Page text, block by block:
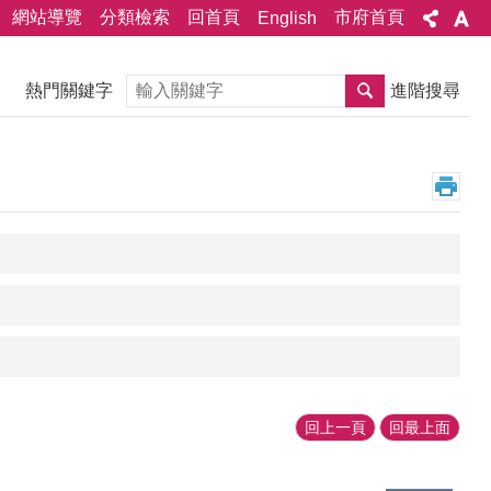
網站導覽 分類檢索 回首頁 English 市府首頁
熱門關鍵字 搜尋 進階搜尋
回上一頁 回最上面